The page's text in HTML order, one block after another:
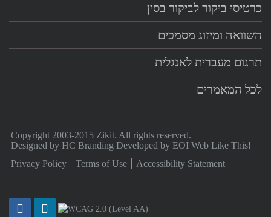
כרטיסי ביקור לביקור בסין
השוואה ומיזוג מסמכים
תרגום מעברית לאנגלית
לכל המאמרים
Copyright 2003-2015 Zikit. All rights reserved.
Designed by HC Branding Developed by EOI Web Like This!
Privacy Policy
Terms of Use Accessibility Statement